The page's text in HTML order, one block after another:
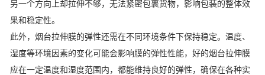
另一个方向上却拉伸不够，无法紧密包裹货物，影响包装的整体效
果和稳定性。
此外，烟台拉伸膜的弹性还需在不同环境条件下保持稳定。温度、
湿度等环境因素的变化可能会影响膜的弹性性能，好的烟台拉伸膜
应在一定温度和湿度范围内，都能维持良好的弹性，确保在各种实